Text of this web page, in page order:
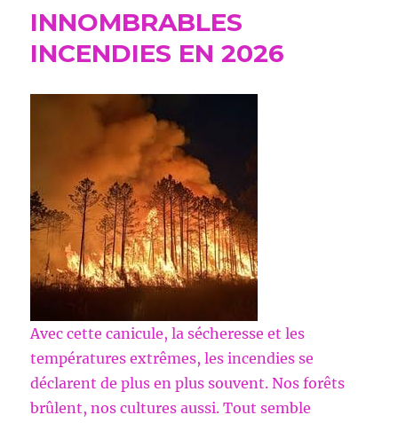
POSTALES
L’HISTOIRE
VILLAGE
INNOMBRABLES
INCENDIES EN 2026
Avec cette canicule, la sécheresse et les
températures extrêmes, les incendies se
déclarent de plus en plus souvent. Nos forêts
brûlent, nos cultures aussi. Tout semble